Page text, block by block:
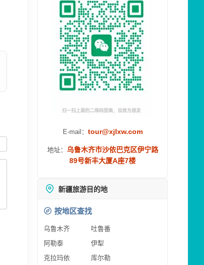
E-mail： tour@xjlxw.com
地址： 乌鲁木齐市沙依巴克区伊宁路
89号新丰大厦A座7楼
新疆旅游目的地
按地区查找
乌鲁木齐
吐鲁番
阿勒泰
伊犁
克拉玛依
库尔勒